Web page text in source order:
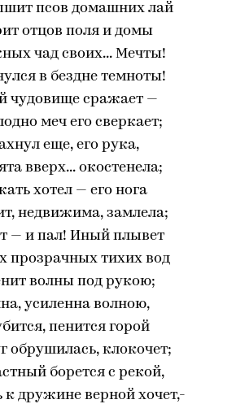
псов домашних лай
отцов поля и домы
чад своих... Мечты!
в бездне темноты!
чудовище сражает —
меч его сверкает;
еще, его рука,
вверх... окостенела;
хотел — его нога
недвижима, замлела;
— и пал! Иный плывет
прозрачных тихих вод
волны под рукою;
усиленна волною,
пенится горой
обрушилась, клокочет;
борется с рекой,
к дружине верной хочет,-